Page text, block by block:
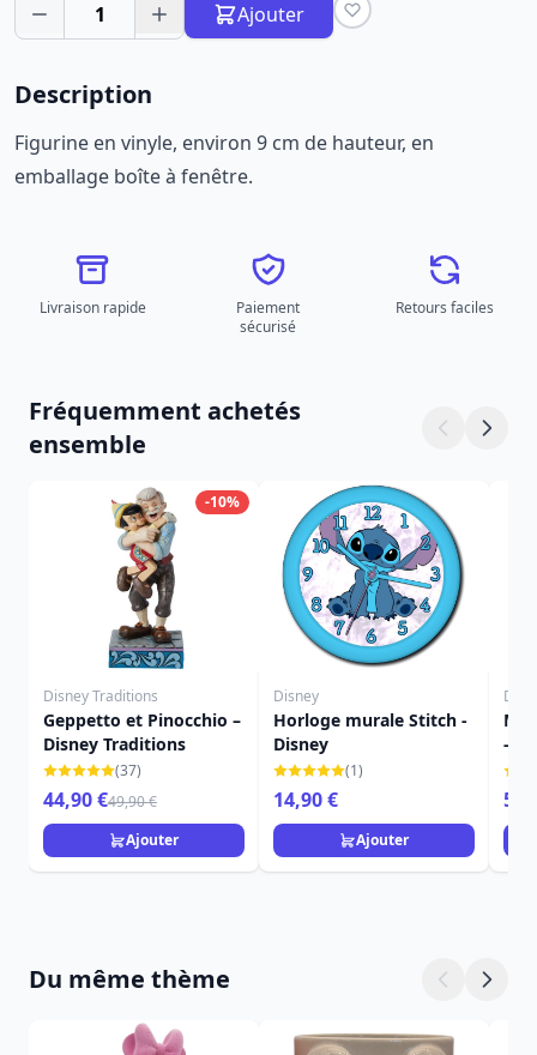
1 Ajouter
Description
Figurine en vinyle, environ 9 cm de hauteur, en
emballage boîte à fenêtre.
Livraison rapide
Paiement
sécurisé
Retours faciles
Fréquemment achetés
ensemble
-10%
Disney Traditions
Geppetto et Pinocchio –
Disney Traditions
(37)
44,90 €49,90 €
Ajouter
Disney
Horloge murale Stitch -
Disney
(1)
14,90 €
Ajouter
-
Du même thème